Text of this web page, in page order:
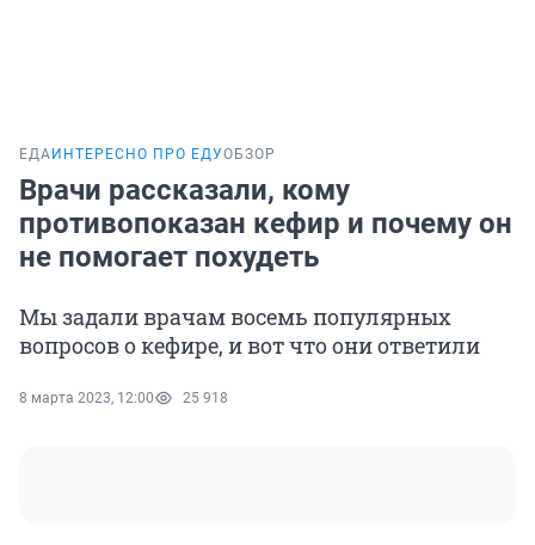
ЕДА ИНТЕРЕСНО ПРО ЕДУОБЗОР
Врачи рассказали, кому
противопоказан кефир и почему он
не помогает похудеть
Мы задали врачам восемь популярных
вопросов о кефире, и вот что они ответили
8 марта 2023, 12:00 25 918